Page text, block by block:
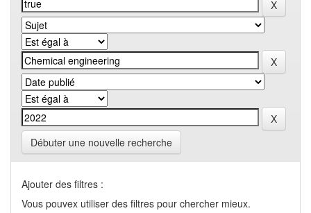
Débuter une nouvelle recherche
Ajouter des filtres :
Vous pouvex utiliser des filtres pour chercher mieux.